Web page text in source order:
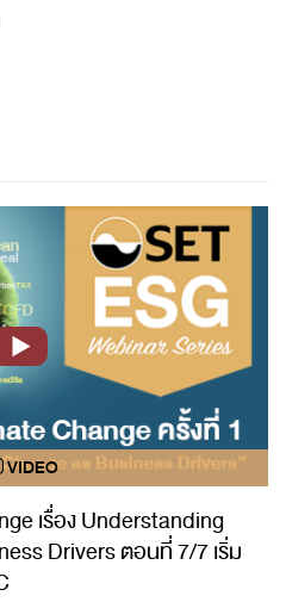
เรื่อง Understanding
Drivers ตอนที่ 7/7 เริ่ม